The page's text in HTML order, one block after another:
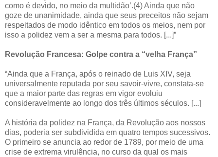
como é devido, no meio da multidão’.(4) Ainda que não
goze de unanimidade, ainda que seus preceitos não sejam
respeitados de modo idêntico em todos os meios, nem por
isso a polidez vem a ser a mesma para todos. [...]”
Revolução Francesa: Golpe contra a “velha França”
“Ainda que a França, após o reinado de Luis XIV, seja
universalmente reputada por seu savoir-vivre, constata-se
que a maior parte das regras em vigor evoluiu
consideravelmente ao longo dos três últimos séculos. [...]
A história da polidez na França, da Revolução aos nossos
dias, poderia ser subdividida em quatro tempos sucessivos.
O primeiro se anuncia ao redor de 1789, por meio de uma
crise de extrema virulência, no curso da qual os mais